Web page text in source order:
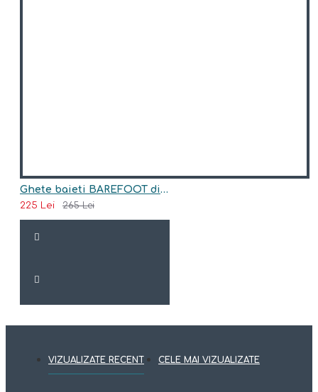
Ghete baieti BAREFOOT din piele naturala model LUIS
225 Lei 265 Lei
VIZUALIZATE RECENT CELE MAI VIZUALIZATE